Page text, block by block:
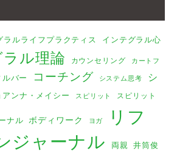
ラルライフプラクティス
インテグラル心
ル理論 カウンセリング
カートフ
バー コーチング システム思考
シ
アンナ・メイシー スピリット スピリット
ナル ボディワーク ヨガ
リフ
ジャーナル 両親 井筒俊